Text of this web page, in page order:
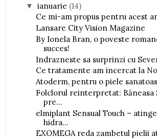
▼ianuarie (14)
Ce mi-am propus pentru acest
Lansare City Vision Magazine
By Ionela Bran, o poveste
succes!
Indrazneste sa surprinzi cu
Ce tratamente am incercat la
Atoderm, pentru o piele
Folclorul reinterpretat: Băneasa
pre...
elmiplant Sensual Touch –
hidra...
EXOMEGA reda zambetul pielii